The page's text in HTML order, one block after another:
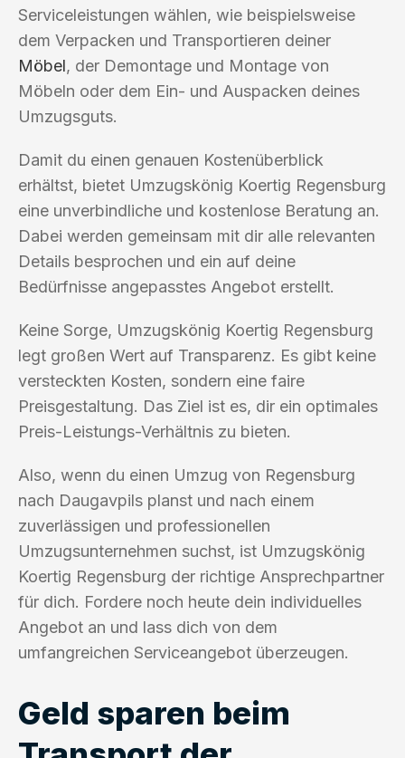
Serviceleistungen wählen, wie beispielsweise
dem Verpacken und Transportieren deiner
Möbel, der Demontage und Montage von
Möbeln oder dem Ein- und Auspacken deines
Umzugsguts.
Damit du einen genauen Kostenüberblick
erhältst, bietet Umzugskönig Koertig Regensburg
eine unverbindliche und kostenlose Beratung an.
Dabei werden gemeinsam mit dir alle relevanten
Details besprochen und ein auf deine
Bedürfnisse angepasstes Angebot erstellt.
Keine Sorge, Umzugskönig Koertig Regensburg
legt großen Wert auf Transparenz. Es gibt keine
versteckten Kosten, sondern eine faire
Preisgestaltung. Das Ziel ist es, dir ein optimales
Preis-Leistungs-Verhältnis zu bieten.
Also, wenn du einen Umzug von Regensburg
nach Daugavpils planst und nach einem
zuverlässigen und professionellen
Umzugsunternehmen suchst, ist Umzugskönig
Koertig Regensburg der richtige Ansprechpartner
für dich. Fordere noch heute dein individuelles
Angebot an und lass dich von dem
umfangreichen Serviceangebot überzeugen.
Geld sparen beim